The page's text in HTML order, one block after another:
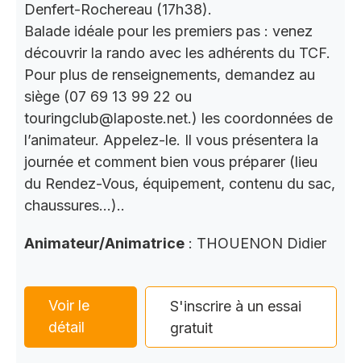
Denfert-Rochereau (17h38).
Balade idéale pour les premiers pas : venez
découvrir la rando avec les adhérents du TCF.
Pour plus de renseignements, demandez au
siège (07 69 13 99 22 ou
touringclub@laposte.net.) les coordonnées de
l’animateur. Appelez-le. Il vous présentera la
journée et comment bien vous préparer (lieu
du Rendez-Vous, équipement, contenu du sac,
chaussures…)..
Animateur/Animatrice : THOUENON Didier
Voir le
détail
S'inscrire à un essai
gratuit